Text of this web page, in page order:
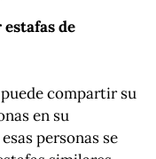
de
compartir su
en su
personas se